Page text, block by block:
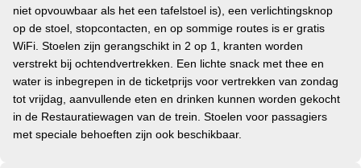
niet opvouwbaar als het een tafelstoel is), een verlichtingsknop
op de stoel, stopcontacten, en op sommige routes is er gratis
WiFi. Stoelen zijn gerangschikt in 2 op 1, kranten worden
verstrekt bij ochtendvertrekken. Een lichte snack met thee en
water is inbegrepen in de ticketprijs voor vertrekken van zondag
tot vrijdag, aanvullende eten en drinken kunnen worden gekocht
in de Restauratiewagen van de trein. Stoelen voor passagiers
met speciale behoeften zijn ook beschikbaar.